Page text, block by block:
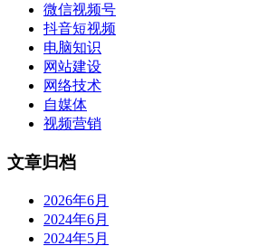
微信视频号
抖音短视频
电脑知识
网站建设
网络技术
自媒体
视频营销
文章归档
2026年6月
2024年6月
2024年5月